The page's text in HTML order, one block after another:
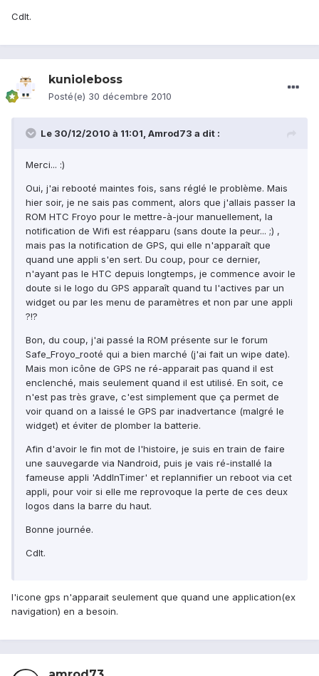
Cdlt.
kunioleboss
Posté(e) 30 décembre 2010
Le 30/12/2010 à 11:01, Amrod73 a dit :
Merci... :)
Oui, j'ai rebooté maintes fois, sans réglé le problème. Mais
hier soir, je ne sais pas comment, alors que j'allais passer la
ROM HTC Froyo pour le mettre-à-jour manuellement, la
notification de Wifi est réapparu (sans doute la peur... ;) ,
mais pas la notification de GPS, qui elle n'apparaît que
quand une appli s'en sert. Du coup, pour ce dernier,
n'ayant pas le HTC depuis longtemps, je commence avoir le
doute si le logo du GPS apparaît quand tu l'actives par un
widget ou par les menu de paramètres et non par une appli
?!?
Bon, du coup, j'ai passé la ROM présente sur le forum
Safe_Froyo_rooté qui a bien marché (j'ai fait un wipe date).
Mais mon icône de GPS ne ré-apparait pas quand il est
enclenché, mais seulement quand il est utilisé. En soit, ce
n'est pas très grave, c'est simplement que ça permet de
voir quand on a laissé le GPS par inadvertance (malgré le
widget) et éviter de plomber la batterie.
Afin d'avoir le fin mot de l'histoire, je suis en train de faire
une sauvegarde via Nandroid, puis je vais ré-installé la
fameuse appli 'AddInTimer' et replannifier un reboot via cet
appli, pour voir si elle me reprovoque la perte de ces deux
logos dans la barre du haut.
Bonne journée.
Cdlt.
l'icone gps n'apparait seulement que quand une application(ex
navigation) en a besoin.